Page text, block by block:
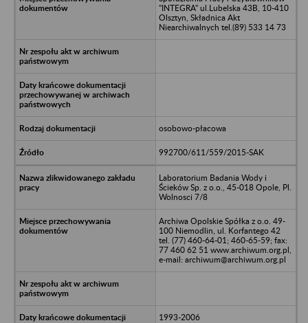
"INTEGRA" ul.Lubelska 43B, 10-410
Olsztyn, Składnica Akt
Niearchiwalnych tel.(89) 533 14 73
osobowo-płacowa
992700/611/559/2015-SAK
Laboratorium Badania Wody i
Ścieków Sp. z o.o., 45-018 Opole, Pl.
Wolnosci 7/8
Archiwa Opolskie Spółka z o.o. 49-
100 Niemodlin, ul. Korfantego 42
tel. (77) 460-64-01; 460-65-59; fax:
77 460 62 51 www.archiwum.org.pl,
e-mail: archiwum@archiwum.org.pl
1993-2006